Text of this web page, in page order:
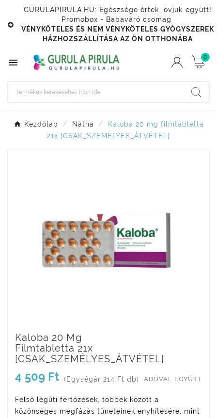

GURULAPIRULA.HU: Egészsége értek, óvjuk együtt!
Promobox - Babaváró csomag
VÉNYKÖTELES ÉS NEM VÉNYKÖTELES GYÓGYSZEREK
HÁZHOZSZÁLLÍTÁSA AZ ÖN OTTHONÁBA
 0
Kezdőlap Nátha
Kaloba 20 mg filmtabletta
21x [CSAK_SZEMÉLYES_ÁTVÉTEL]
Kaloba 20 Mg
Filmtabletta 21x
[CSAK_SZEMÉLYES_ÁTVÉTEL]
4 509 Ft (Egységár 214 Ft db) ADÓVAL EGYÜTT
Felső légúti fertőzések, többek között a
közönséges megfázás tüneteinek enyhítésére, mint